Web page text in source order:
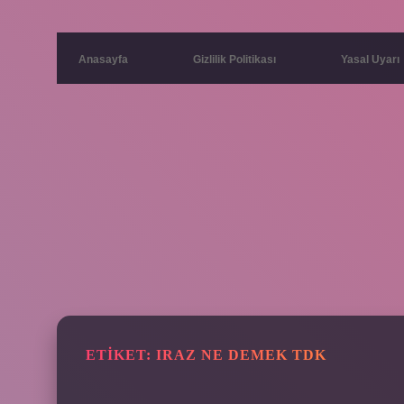
Anasayfa Gizlilik Politikası Yasal Uyarı
ETIKET: IRAZ NE DEMEK TDK